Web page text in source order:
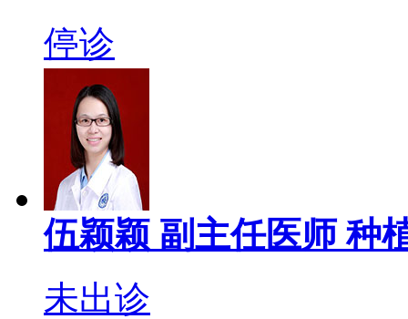
停诊
伍颖颖 副主任医师种
未出诊